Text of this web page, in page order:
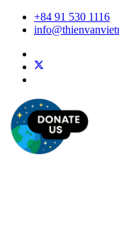
+84 91 530 1116